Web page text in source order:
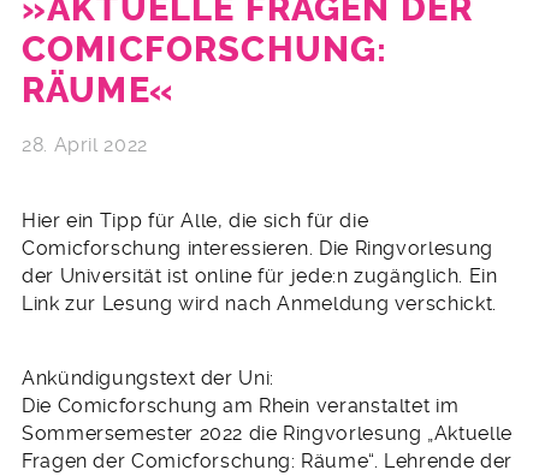
»AKTUELLE FRAGEN DER
COMICFORSCHUNG:
RÄUME«
28. April 2022
Hier ein Tipp für Alle, die sich für die
Comicforschung interessieren. Die Ringvorlesung
der Universität ist online für jede:n zugänglich. Ein
Link zur Lesung wird nach Anmeldung verschickt.
Ankündigungstext der Uni:
Die Comicforschung am Rhein veranstaltet im
Sommersemester 2022 die Ringvorlesung „Aktuelle
Fragen der Comicforschung: Räume“. Lehrende der